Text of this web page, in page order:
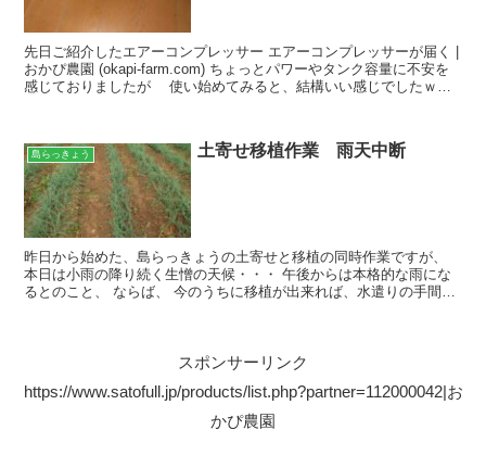
先日ご紹介したエアーコンプレッサー エアーコンプレッサーが届く |
おかぴ農園 (okapi-farm.com) ちょっとパワーやタンク容量に不安を
感じておりましたが 使い始めてみると、結構いい感じでしたｗｗ
島らっきょう 土寄せ移植作業 雨天中断
昨日から始めた、島らっきょうの土寄せと移植の同時作業ですが、
本日は小雨の降り続く生憎の天候・・・ 午後からは本格的な雨にな
るとのこと、 ならば、 今のうちに移植が出来れば、水遣りの手間が
スポンサーリンク
https://www.satofull.jp/products/list.php?partner=112000042|お
かぴ農園